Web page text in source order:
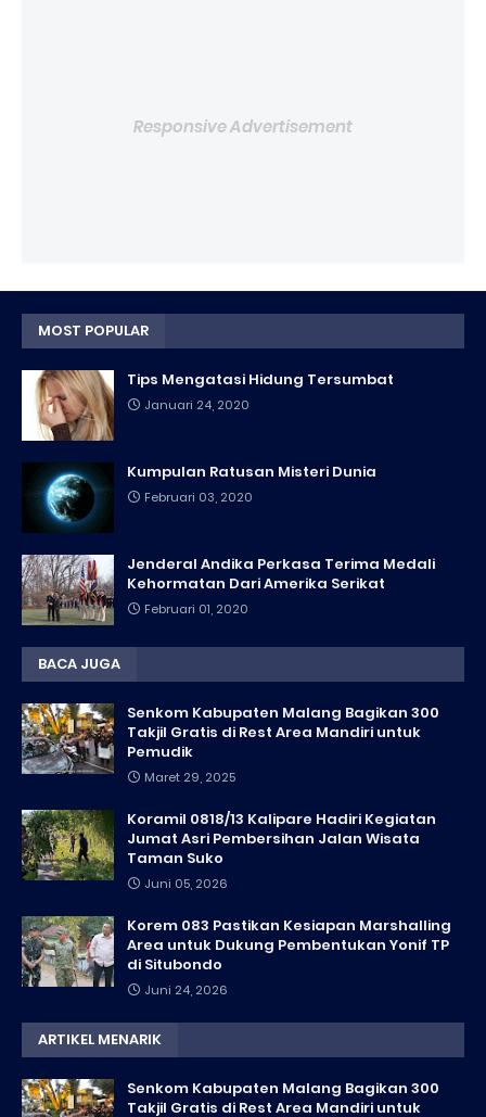
Responsive Advertisement
MOST POPULAR
Tips Mengatasi Hidung Tersumbat
Januari 24, 2020
Kumpulan Ratusan Misteri Dunia
Februari 03, 2020
Jenderal Andika Perkasa Terima Medali
Kehormatan Dari Amerika Serikat
Februari 01, 2020
BACA JUGA
Senkom Kabupaten Malang Bagikan 300
Takjil Gratis di Rest Area Mandiri untuk
Pemudik
Maret 29, 2025
Koramil 0818/13 Kalipare Hadiri Kegiatan
Jumat Asri Pembersihan Jalan Wisata
Taman Suko
Juni 05, 2026
Korem 083 Pastikan Kesiapan Marshalling
Area untuk Dukung Pembentukan Yonif TP
di Situbondo
Juni 24, 2026
ARTIKEL MENARIK
Senkom Kabupaten Malang Bagikan 300
Takjil Gratis di Rest Area Mandiri untuk